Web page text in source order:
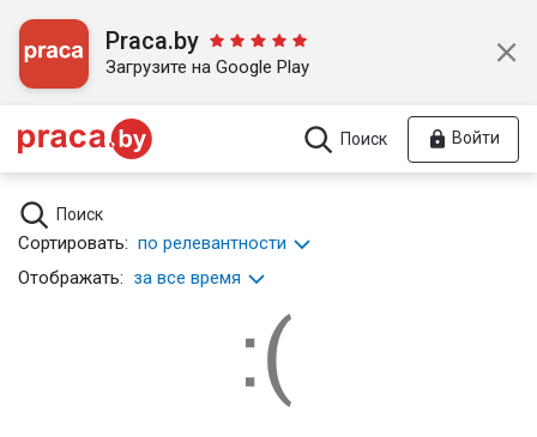
Praca.by
Загрузите на Google Play
Поиск Войти
Поиск
Сортировать: по релевантности
Отображать: за все время